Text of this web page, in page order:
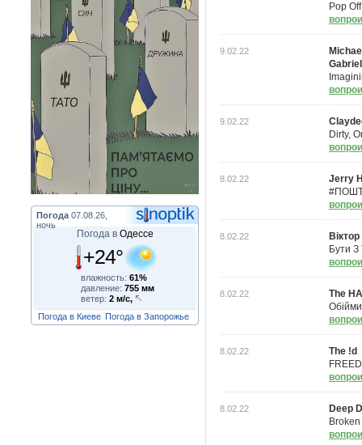
Погода 07.08.26,
ночь
Погода в Одессе
+24°
влажность: 61%
давление: 755 мм
ветер: 2 м/с,
Погода в Киеве Погода в Запорожье
Pop
9.02.22
9.02.22
Dirty,
8.02.22
Jerry
8.02.22
Бути
8.02.22
The
8.02.22
The !d
8.02.22
Deep